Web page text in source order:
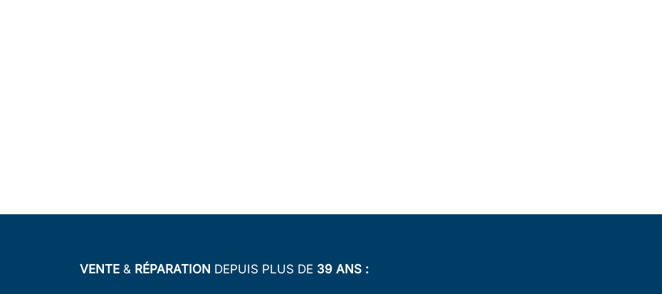
VENTE & RÉPARATION DEPUIS PLUS DE 39 ANS :